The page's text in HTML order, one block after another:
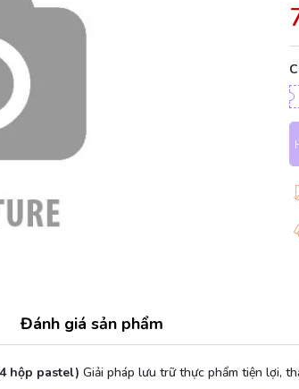
Đánh giá sản phẩm
hộp pastel) Giải pháp lưu trữ thực phẩm tiện lợi,